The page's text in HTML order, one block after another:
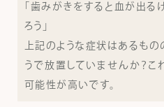
「歯みがきをすると血が出る
ろう」
上記のような症状はあるもの
うで放置していませんか？
可能性が高いです。